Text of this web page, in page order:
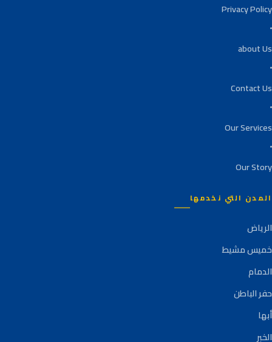
Privacy Policy
about Us
Contact Us
Our Services
Our Story
المدن التي نخدمها
الرياض
خميس مشيط
الدمام
حفر الباطن
أبها
الخبر